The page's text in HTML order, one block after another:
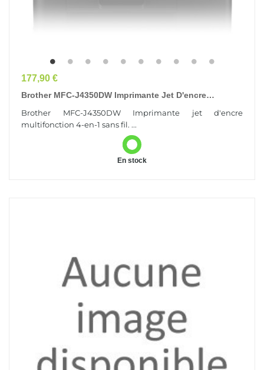
Prix
177,90 €
Brother MFC-J4350DW Imprimante Jet D'encre
Brother MFC-J4350DW Imprimante jet d'encre
multifonction 4-en-1 sans fil. ...
En stock